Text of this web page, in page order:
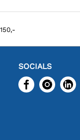
SOCIALS